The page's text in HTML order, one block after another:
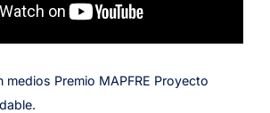
medios Premio MAPFRE Proyecto